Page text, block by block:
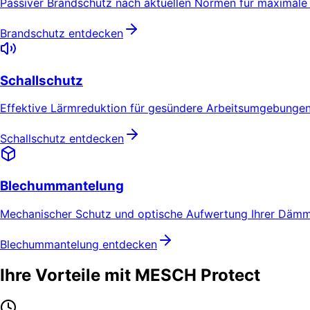
Brandschutz entdecken
Schallschutz
Effektive Lärmreduktion für gesündere
Schallschutz entdecken
Blechummantelung
Mechanischer Schutz und optische Aufwertung Ihrer
Blechummantelung entdecken
Ihre Vorteile mit MESCH Protect